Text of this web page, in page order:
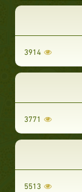
3914
3771
5513